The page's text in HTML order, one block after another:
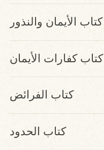
كتاب الأيمان والنذور
كتاب كفارات الأيمان
كتاب الفرائض
كتاب الحدود